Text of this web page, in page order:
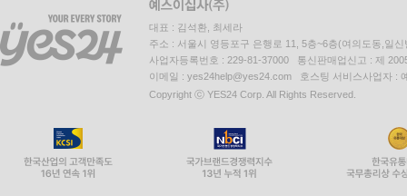
대표 : 김석환, 최세라
주소 : 서울시 영등포구 은행로 11, 5층~6층(여의도동,일신
사업자등록번호 : 229-81-37000 통신판매업신고 : 제
이메일 : yes24help@yes24.com 호스팅 서비스사업자 :
Copyright ⓒ YES24 Corp. All Rights Reserved.